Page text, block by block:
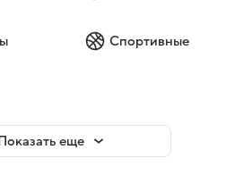
Спортивные
Показать еще